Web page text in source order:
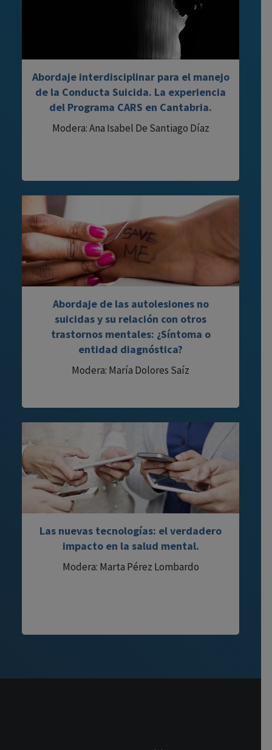
Abordaje interdisciplinar para el manejo
de la Conducta Suicida. La experiencia
del Programa CARS en Cantabria.
Modera: Ana Isabel De Santiago Díaz
Abordaje de las autolesiones no
suicidas y su relación con otros
trastornos mentales: ¿Síntoma o
entidad diagnóstica?
Modera: María Dolores Saíz
Las nuevas tecnologías: el verdadero
impacto en la salud mental.
Modera: Marta Pérez Lombardo